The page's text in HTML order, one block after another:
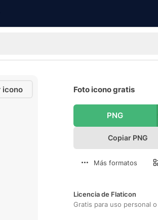
icono Foto icono gratis
PNG
Copiar PNG
Más formatos
Licencia de Flaticon
Gratis para uso personal